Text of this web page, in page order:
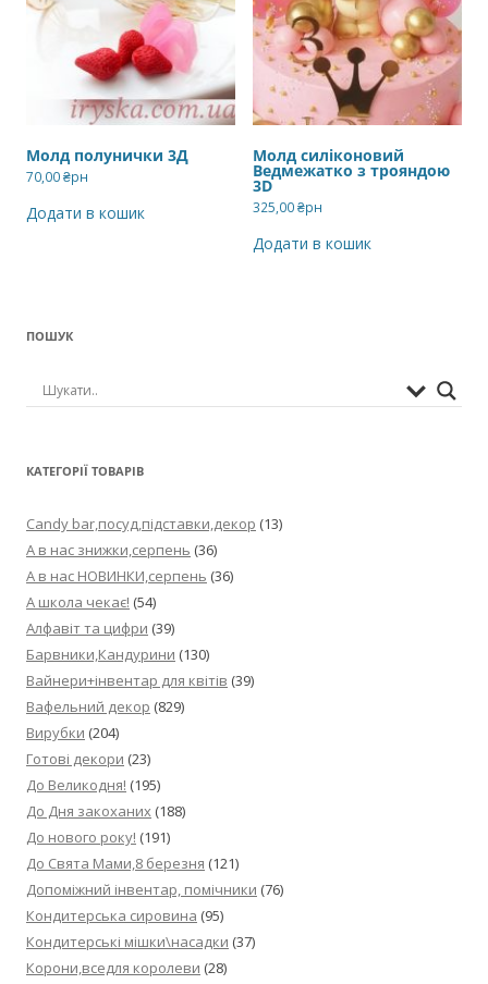
Молд полунички 3Д
70,00₴рн
Додати в кошик
Молд силіконовий
Ведмежатко з трояндою
3D
325,00₴рн
Додати в кошик
ПОШУК
КАТЕГОРІЇ ТОВАРІВ
Candy bar,посуд,підставки,декор (13)
А в нас знижки,серпень (36)
А в нас НОВИНКИ,серпень (36)
А школа чекає! (54)
Алфавіт та цифри (39)
Барвники,Кандурини (130)
Вайнери+інвентар для квітів (39)
Вафельний декор (829)
Вирубки (204)
Готові декори (23)
До Великодня! (195)
До Дня закоханих (188)
До нового року! (191)
До Свята Мами,8 березня (121)
Допоміжний інвентар, помічники (76)
Кондитерська сировина (95)
Кондитерські мішки\насадки (37)
Корони,вседля королеви (28)